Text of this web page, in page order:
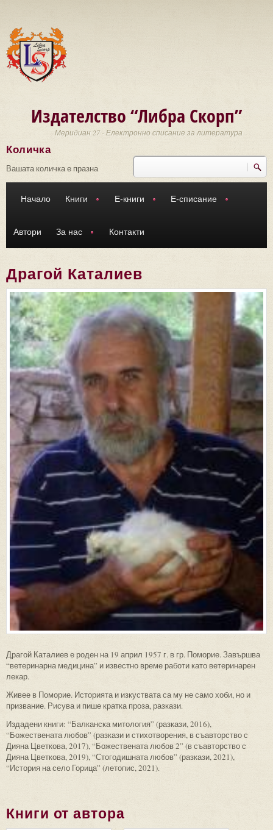
Издателство “Либра Скорп”
Меридиан 27 - Електронно списание за литература
Търси
Количка
Вашата количка е празна
Начало Книги Е-книги Е-списание
Автори За нас Контакти
Драгой Каталиев
Драгой Каталиев е роден на 19 април 1957 г. в гр. Поморие. Завършва
“ветеринарна медицина” и известно време работи като ветеринарен
лекар.
Живее в Поморие. Историята и изкуствата са му не само хоби, но и
призвание. Рисува и пише кратка проза, разкази.
Издадени книги: “Балканска митология” (разкази, 2016),
“Божествената любов” (разкази и стихотворения, в съавторство с
Дияна Цветкова, 2017), “Божествената любов 2” (в съавторство с
Дияна Цветкова, 2019), “Стогодишната любов” (разкази, 2021),
“История на село Горица” (летопис, 2021).
Книги от автора